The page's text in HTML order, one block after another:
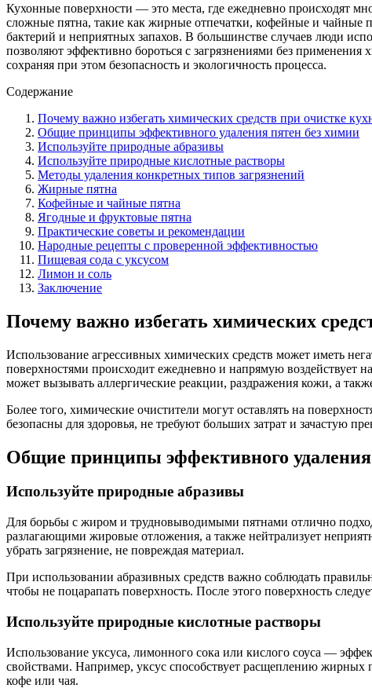
Кухонные поверхности — это места, где ежедневно происходят
сложные пятна, такие как жирные отпечатки, кофейные и чайные
бактерий и неприятных запахов. В большинстве случаев люди
позволяют эффективно бороться с загрязнениями без
сохраняя при этом безопасность и экологичность процесса.
Содержание
Почему важно избегать химических средств при очистке
Общие принципы эффективного удаления пятен без химии
Используйте природные абразивы
Используйте природные кислотные растворы
Методы удаления конкретных типов загрязнений
Жирные пятна
Кофейные и чайные пятна
Ягодные и фруктовые пятна
Практические советы и рекомендации
Народные рецепты с проверенной эффективностью
Пищевая сода с уксусом
Лимон и соль
Заключение
Почему важно избегать химических
Использование агрессивных химических средств может иметь
поверхностями происходит ежедневно и напрямую воздействует
может вызывать аллергические реакции, раздражения кожи, а
Более того, химические очистители могут оставлять на
безопасны для здоровья, не требуют больших затрат и зачастую
Общие принципы эффективного
Используйте природные абразивы
Для борьбы с жиром и трудновыводимыми пятнами отлично
разлагающими жировые отложения, а также нейтрализует
убрать загрязнение, не повреждая материал.
При использовании абразивных средств важно соблюдать
чтобы не поцарапать поверхность. После этого поверхность
Используйте природные кислотные растворы
Использование уксуса, лимонного сока или кислого соуса —
свойствами. Например, уксус способствует расщеплению
кофе или чая.